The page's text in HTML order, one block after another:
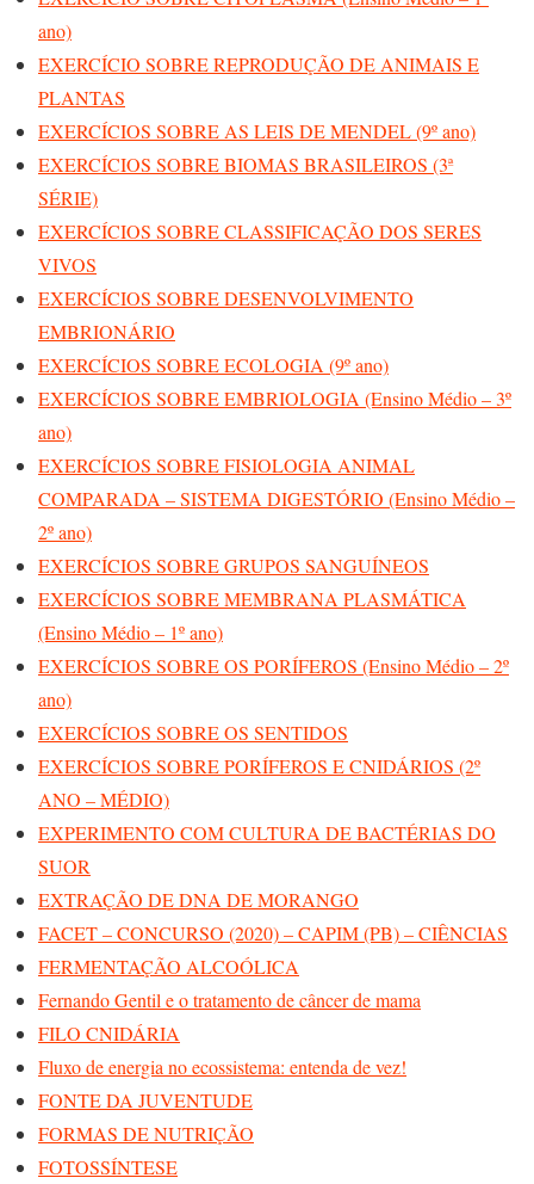
ano)
EXERCÍCIO SOBRE REPRODUÇÃO DE ANIMAIS E
PLANTAS
EXERCÍCIOS SOBRE AS LEIS DE MENDEL (9º ano)
EXERCÍCIOS SOBRE BIOMAS BRASILEIROS (3ª
SÉRIE)
EXERCÍCIOS SOBRE CLASSIFICAÇÃO DOS SERES
VIVOS
EXERCÍCIOS SOBRE DESENVOLVIMENTO
EMBRIONÁRIO
EXERCÍCIOS SOBRE ECOLOGIA (9º ano)
EXERCÍCIOS SOBRE EMBRIOLOGIA (Ensino Médio – 3º
ano)
EXERCÍCIOS SOBRE FISIOLOGIA ANIMAL
COMPARADA – SISTEMA DIGESTÓRIO (Ensino Médio –
2º ano)
EXERCÍCIOS SOBRE GRUPOS SANGUÍNEOS
EXERCÍCIOS SOBRE MEMBRANA PLASMÁTICA
(Ensino Médio – 1º ano)
EXERCÍCIOS SOBRE OS PORÍFEROS (Ensino Médio – 2º
ano)
EXERCÍCIOS SOBRE OS SENTIDOS
EXERCÍCIOS SOBRE PORÍFEROS E CNIDÁRIOS (2º
ANO – MÉDIO)
EXPERIMENTO COM CULTURA DE BACTÉRIAS DO
SUOR
EXTRAÇÃO DE DNA DE MORANGO
FACET – CONCURSO (2020) – CAPIM (PB) – CIÊNCIAS
FERMENTAÇÃO ALCOÓLICA
Fernando Gentil e o tratamento de câncer de mama
FILO CNIDÁRIA
Fluxo de energia no ecossistema: entenda de vez!
FONTE DA JUVENTUDE
FORMAS DE NUTRIÇÃO
FOTOSSÍNTESE